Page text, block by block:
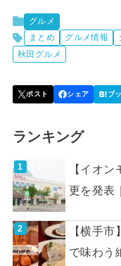
グルメ
まとめ
グルメ情報
秋田グルメ
ランキング
【イオ
更を発表
【横手
で味わう